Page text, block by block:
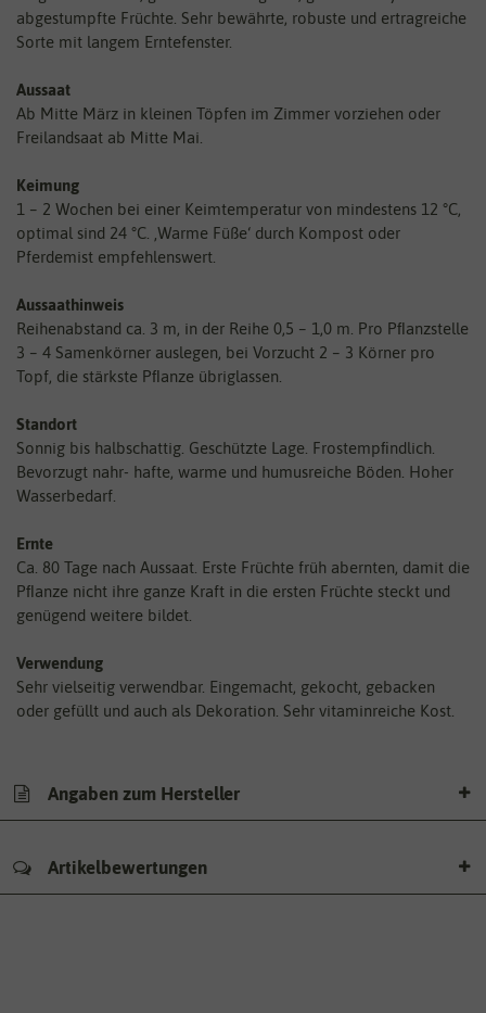
abgestumpfte Früchte. Sehr bewährte, robuste und ertragreiche
Sorte mit langem Erntefenster.
Aussaat
Ab Mitte März in kleinen Töpfen im Zimmer vorziehen oder
Freilandsaat ab Mitte Mai.
Keimung
1 – 2 Wochen bei einer Keimtemperatur von mindestens 12 °C,
optimal sind 24 °C. ‚Warme Füße‘ durch Kompost oder
Pferdemist empfehlenswert.
Aussaathinweis
Reihenabstand ca. 3 m, in der Reihe 0,5 – 1,0 m. Pro Pﬂanzstelle
3 – 4 Samenkörner auslegen, bei Vorzucht 2 – 3 Körner pro
Topf, die stärkste Pﬂanze übriglassen.
Standort
Sonnig bis halbschattig. Geschützte Lage. Frostempﬁndlich.
Bevorzugt nahr- hafte, warme und humusreiche Böden. Hoher
Wasserbedarf.
Ernte
Ca. 80 Tage nach Aussaat. Erste Früchte früh abernten, damit die
Pﬂanze nicht ihre ganze Kraft in die ersten Früchte steckt und
genügend weitere bildet.
Verwendung
Sehr vielseitig verwendbar. Eingemacht, gekocht, gebacken
oder gefüllt und auch als Dekoration. Sehr vitaminreiche Kost.
Angaben zum Hersteller
Artikelbewertungen